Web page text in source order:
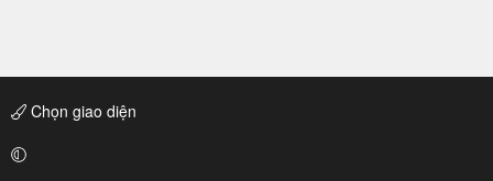
Chọn giao diện